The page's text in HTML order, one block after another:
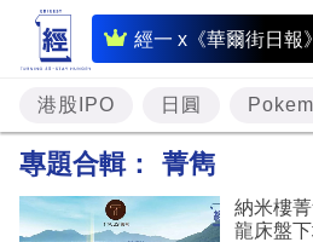
經一 x《華爾街日報》
即
時
財
經
題
港股IPO 日圓
專題合輯： 菁雋
納米樓
龍床盤